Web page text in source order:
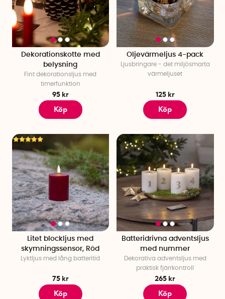
Dekorationskotte med
belysning
Fint dekorationsljus med
timerfunktion
95 kr
Köp
Oljevärmeljus 4-pack
Ljusbringare - det miljösmarta
värmeljuset
125 kr
Köp
Litet blockljus med
skymningssensor, Röd
Lyktljus med lång batteritid
75 kr
Köp
Batteridrivna adventsljus
med nummer
Dekorativa adventsljus med
praktisk fjärrkontroll
265 kr
Köp